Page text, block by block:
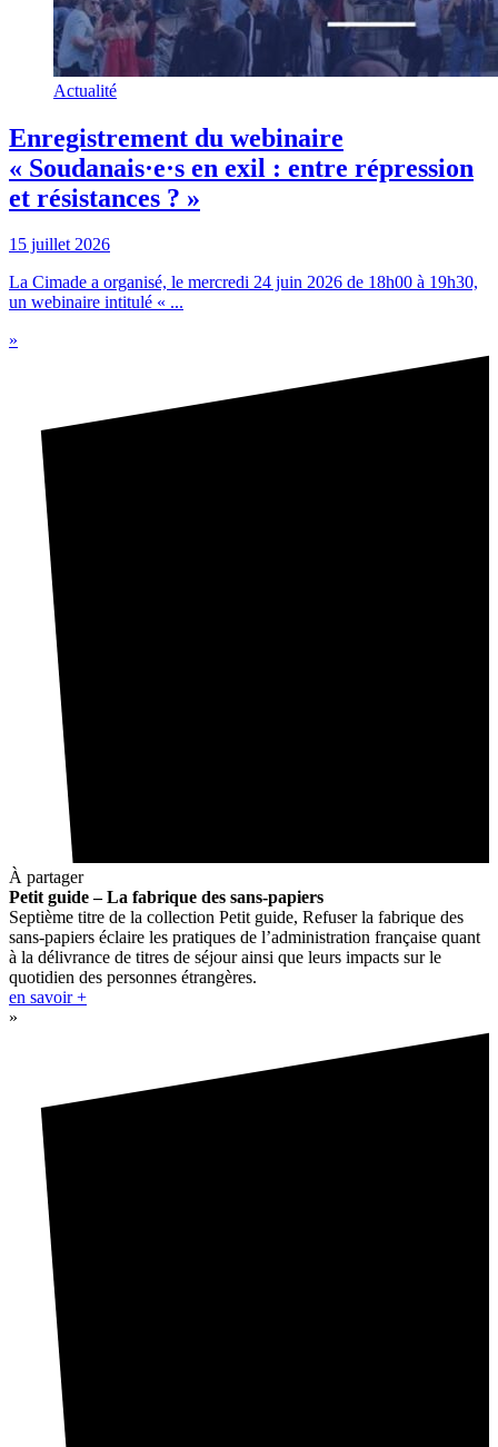
Actualité
Enregistrement du webinaire
« Soudanais·e·s en exil : entre répression
et résistances ? »
15 juillet 2026
La Cimade a organisé, le mercredi 24 juin 2026 de 18h00 à 19h30,
un webinaire intitulé « ...
»
À partager
Petit guide – La fabrique des sans-papiers
Septième titre de la collection Petit guide, Refuser la fabrique des
sans-papiers éclaire les pratiques de l’administration française quant
à la délivrance de titres de séjour ainsi que leurs impacts sur le
quotidien des personnes étrangères.
en savoir +
»